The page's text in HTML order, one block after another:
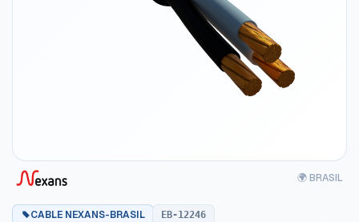
🌍 BRASIL
CABLE NEXANS-BRASIL EB-12246